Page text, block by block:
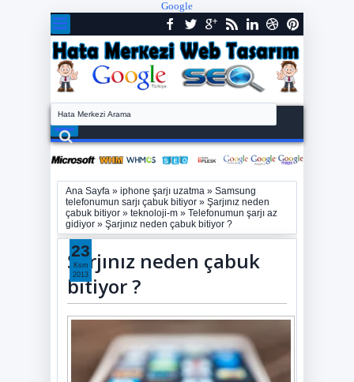
Google
Ana Sayfa » iphone şarjı uzatma » Samsung
telefonumun sarjı çabuk bitiyor » Şarjınız neden
çabuk bitiyor » teknoloji-m » Telefonumun şarjı az
gidiyor » Şarjınız neden çabuk bitiyor ?
Şarjınız neden çabuk
bitiyor ?
23
Ksm
2013